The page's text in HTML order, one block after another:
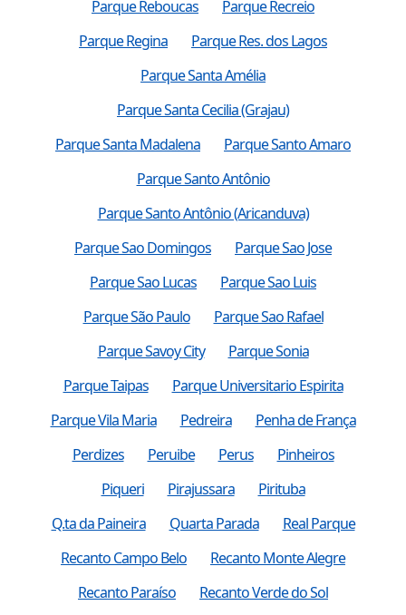
Parque Reboucas
Parque Recreio
Parque Regina
Parque Res. dos Lagos
Parque Santa Amélia
Parque Santa Cecilia (Grajau)
Parque Santa Madalena
Parque Santo Amaro
Parque Santo Antônio
Parque Santo Antônio (Aricanduva)
Parque Sao Domingos
Parque Sao Jose
Parque Sao Lucas
Parque Sao Luis
Parque São Paulo
Parque Sao Rafael
Parque Savoy City
Parque Sonia
Parque Taipas
Parque Universitario Espirita
Parque Vila Maria
Pedreira
Penha de França
Perdizes
Peruibe Perus
Pinheiros
Piqueri
Pirajussara
Pirituba
Q.ta da Paineira
Quarta Parada
Real Parque
Recanto Campo Belo
Recanto Monte Alegre
Recanto Paraíso
Recanto Verde do Sol